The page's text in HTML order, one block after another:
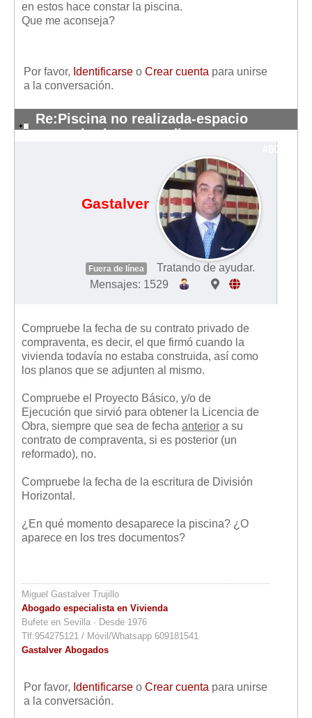
en estos hace constar la piscina.
Que me aconseja?
Por favor, Identificarse o Crear cuenta para unirse
a la conversación.
Re:Piscina no realizada-espacio
comunitarios re-vendi
#8063
Gastalver
Fuera de línea
Tratando de ayudar.
Mensajes: 1529
Compruebe la fecha de su contrato privado de
compraventa, es decir, el que firmó cuando la
vivienda todavía no estaba construida, así como
los planos que se adjunten al mismo.
Compruebe el Proyecto Básico, y/o de
Ejecución que sirvió para obtener la Licencia de
Obra, siempre que sea de fecha anterior a su
contrato de compraventa, si es posterior (un
reformado), no.
Compruebe la fecha de la escritura de División
Horizontal.
¿En qué momento desaparece la piscina? ¿O
aparece en los tres documentos?
Miguel Gastalver Trujillo
Abogado especialista en Vivienda
Bufete en Sevilla · Desde 1976
Tlf.954275121 / Móvil/Whatsapp 609181541
Gastalver Abogados
Por favor, Identificarse o Crear cuenta para unirse
a la conversación.